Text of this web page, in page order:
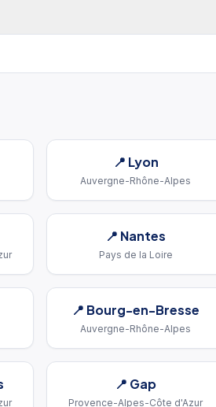
📍 Lyon
Auvergne-Rhône-Alpes
📍 Nantes
Pays de la Loire
📍 Bourg-en-Bresse
Auvergne-Rhône-Alpes
📍 Gap
Provence-Alpes-Côte d'Azur